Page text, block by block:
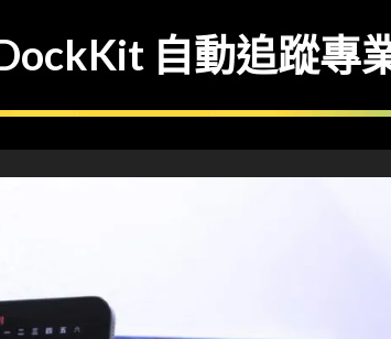
自動追蹤專